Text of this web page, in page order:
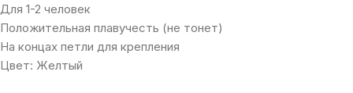
Для 1-2 человек
Положительная плавучесть (не тонет)
На концах петли для крепления
Цвет: Желтый